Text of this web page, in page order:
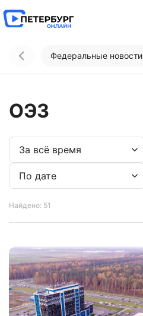
Федеральные новости
ОЭЗ
Найдено: 51